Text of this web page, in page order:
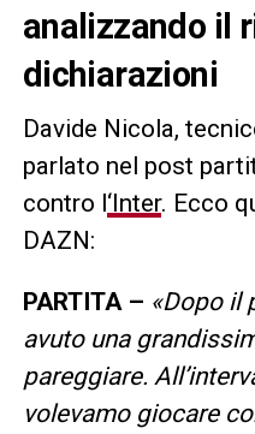
analizzando il
dichiarazioni
Davide Nicola,
parlato nel post
contro l‘Inter. Ecco
DAZN:
PARTITA – «Dopo il
avuto una
pareggiare.
volevamo giocare